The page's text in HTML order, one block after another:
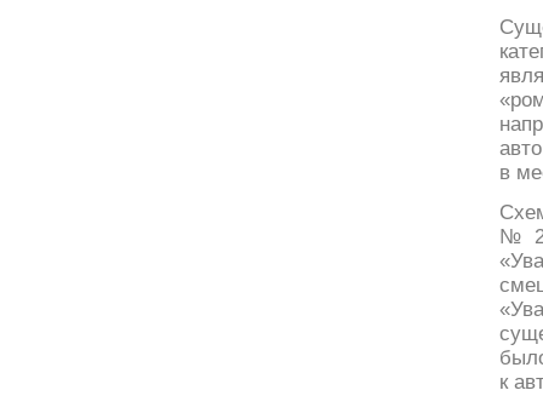
в
№
к